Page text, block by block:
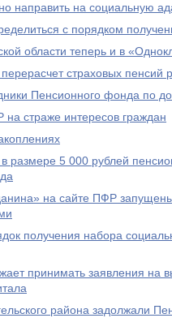
направить на социальную
с порядком
области теперь и в
страховых
Пенсионного фонда по
страже интересов граждан
размере 5 000 рублей
на сайте ПФР
получения набора
принимать заявления на
района задолжали